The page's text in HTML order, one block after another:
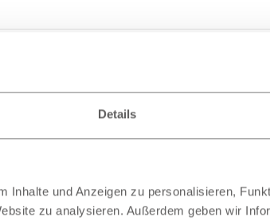
Details
Inhalte und Anzeigen zu personalisieren,
zu analysieren. Außerdem geben wir